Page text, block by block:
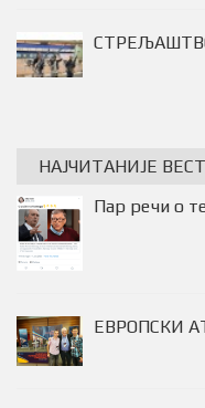
НАЈЧИТАНИЈЕ
Пар речи о
ЕВРОПСКИ